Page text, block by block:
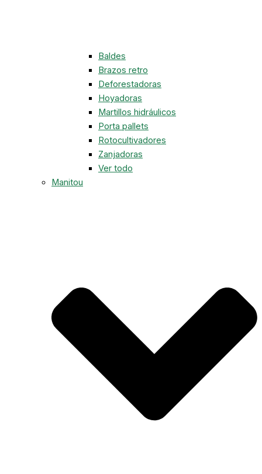
Baldes
Brazos retro
Deforestadoras
Hoyadoras
Martillos hidráulicos
Porta pallets
Rotocultivadores
Zanjadoras
Ver todo
Manitou